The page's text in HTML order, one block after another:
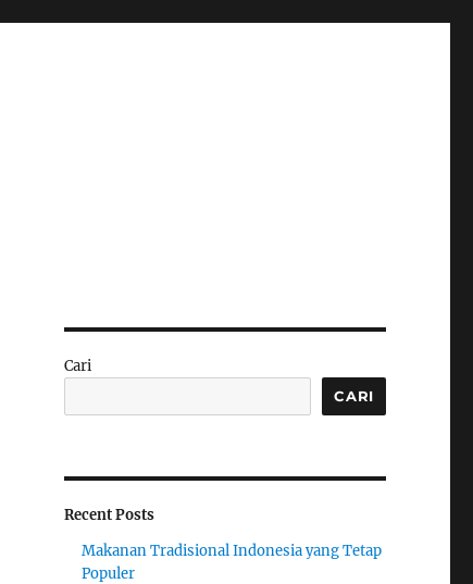
Cari
CARI
Recent Posts
Makanan Tradisional Indonesia yang Tetap
Populer